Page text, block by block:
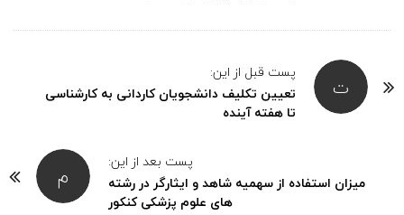
ش
ت
پست قبل از این:
تعیین تکلیف دانشجویان کاردانی به کارشناسی
تا هفته آینده
م
پست بعد از این:
میزان استفاده از سهمیه شاهد و ایثارگر در رشته
های علوم پزشکی کنکور